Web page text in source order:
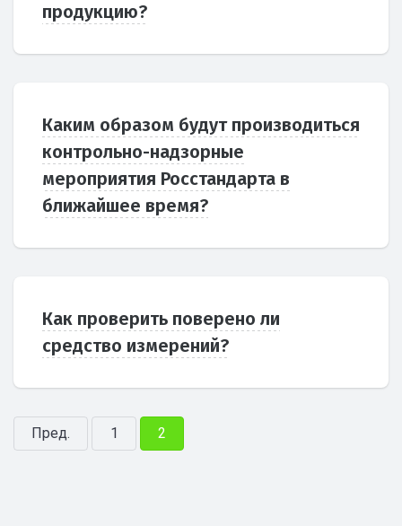
продукцию?
Каким образом будут производиться
контрольно-надзорные
мероприятия Росстандарта в
ближайшее время?
Как проверить поверено ли
средство измерений?
Пред. 1 2